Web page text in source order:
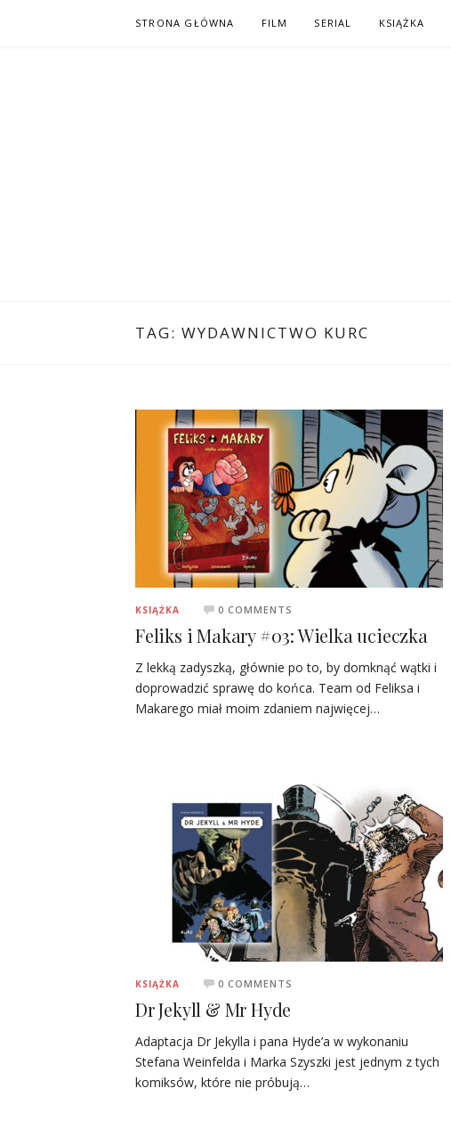
STRONA GŁÓWNA FILM SERIAL KSIĄŻKA
TAG: WYDAWNICTWO KURC
KSIĄŻKA 0 COMMENTS
Feliks i Makary #03: Wielka ucieczka
Z lekką zadyszką, głównie po to, by domknąć wątki i
doprowadzić sprawę do końca. Team od Feliksa i
Makarego miał moim zdaniem najwięcej…
KSIĄŻKA 0 COMMENTS
Dr Jekyll & Mr Hyde
Adaptacja Dr Jekylla i pana Hyde’a w wykonaniu
Stefana Weinfelda i Marka Szyszki jest jednym z tych
komiksów, które nie próbują…